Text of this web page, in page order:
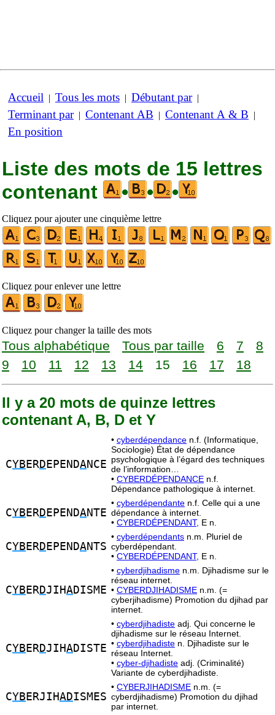
Accueil | Tous les mots | Débutant par|
Terminant par| Contenant AB | Contenant A & B |
En position
Liste des mots de 15 lettres
contenant
• • •
Cliquez pour ajouter une cinquième lettre
Cliquez pour enlever une lettre
Cliquez pour changer la taille des mots
Tous alphabétique Tous par taille 6 7
8
9
10 11 12 13 14 15 16 17 18
Il y a 20 mots de quinze lettres
contenant A, B, D et Y
CYB ERD EPENDANCE
• cyberdépendance n.f. (Informatique,
Sociologie) État de dépendance
psychologique à l’égard des techniques
de l’information…
• CYBERDÉPENDANCE n.f.
Dépendance pathologique à internet.
CYB ERD EPENDANTE
• cyberdépendante n.f. Celle qui a une
dépendance à internet.
• CYBERDÉPENDANT, E n.
CYB ERD EPENDANTS
• cyberdépendants n.m. Pluriel de
cyberdépendant.
• CYBERDÉPENDANT, E n.
CYB ERDJIHADISME
• cyberdjihadisme n.m. Djihadisme sur le
réseau internet.
• CYBERDJIHADISME n.m. (=
cyberjihadisme) Promotion du djihad par
internet.
CYB ERDJIHADISTE
• cyberdjihadiste adj. Qui concerne le
djihadisme sur le réseau Internet.
• cyberdjihadiste n. Djihadiste sur le
réseau Internet.
• cyber-djihadiste adj. (Criminalité)
Variante de cyberdjihadiste.
CYB ERJIHADISMES
• CYBERJIHADISME n.m. (=
cyberdjihadisme) Promotion du djihad
par internet.